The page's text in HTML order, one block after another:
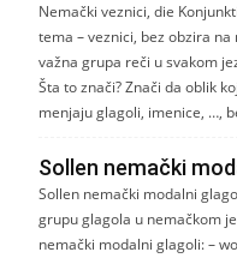
Nemački veznici, die
tema – veznici, bez obzira
važna grupa reči u svakom
Šta to znači? Znači da oblik
menjaju glagoli, imenice, …,
Sollen nemački
Sollen nemački modalni
grupu glagola u nemačkom
nemački modalni glagoli: –